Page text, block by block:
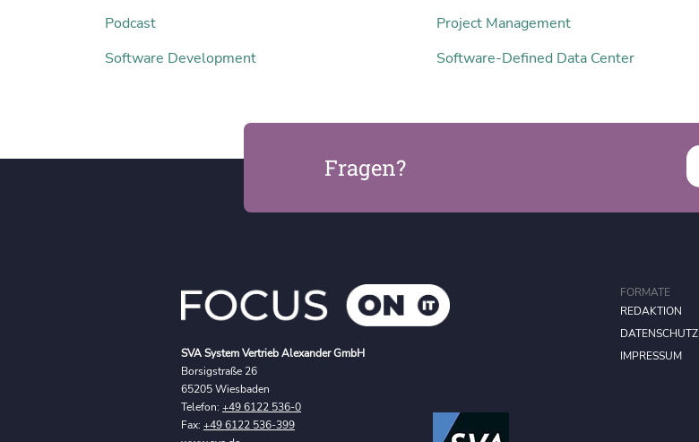
Podcast
Project Management
Software Development
Software-Defined Data Center
Fragen?
SVA System Vertrieb Alexander GmbH
Borsigstraße 26
65205 Wiesbaden
Telefon: +49 6122 536-0
Fax: +49 6122 536-399
FORMATE
REDAKTION
DATENSCHUTZ
IMPRESSUM